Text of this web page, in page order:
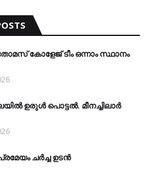
കോളേജ് ടീം ഒന്നാം സ്ഥാനം
ഉരുള്‍ പൊട്ടല്‍. മീനച്ചിലാര്‍
ചര്‍ച്ച ഉടന്‍